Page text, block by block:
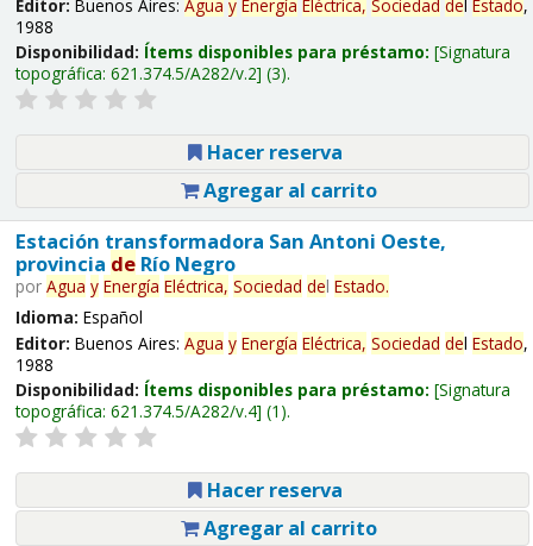
Editor: Buenos Aires: Agua y Energía Eléctrica, Sociedad del Estado,
1988
Disponibilidad: Ítems disponibles para préstamo: Signatura
topográfica: 621.374.5/A282/v.2 (3).
Hacer reserva
Agregar al carrito
Estación transformadora San Antoni Oeste,
provincia deRío Negro
por Agua y Energía Eléctrica, Sociedad del Estado.
Idioma: Español
Editor: Buenos Aires: Agua y Energía Eléctrica, Sociedad del Estado,
1988
Disponibilidad: Ítems disponibles para préstamo: Signatura
topográfica: 621.374.5/A282/v.4 (1).
Hacer reserva
Agregar al carrito